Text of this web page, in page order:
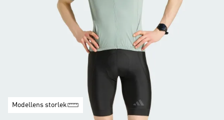
Modellens storlek